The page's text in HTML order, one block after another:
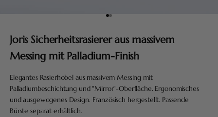
Gehe zu Element 1
Gehe zu Element 2
Joris Sicherheitsrasierer aus massivem
Messing mit Palladium-Finish
Elegantes Rasierhobel aus massivem Messing mit
Palladiumbeschichtung und "Mirror"-Oberfläche. Ergonomisches
und ausgewogenes Design. Französisch hergestellt. Passende
Bürste separat erhältlich.